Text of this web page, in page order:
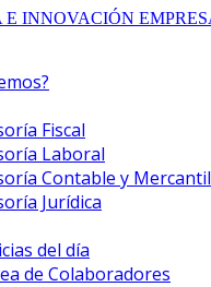
Fiscal
Laboral
Contable y Mercantil
Jurídica
del día
de Colaboradores